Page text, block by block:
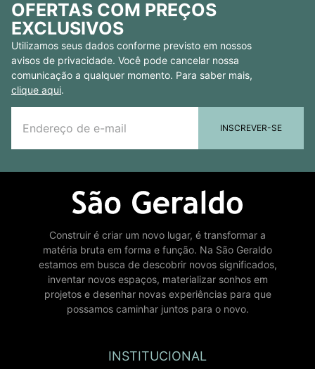
OFERTAS COM PREÇOS
EXCLUSIVOS
Utilizamos seus dados conforme previsto em nossos
avisos de privacidade. Você pode cancelar nossa
comunicação a qualquer momento. Para saber mais,
clique aqui.
INSCREVER-SE
Construir é criar um novo lugar, é transformar a
matéria bruta em forma e função. Na São Geraldo
estamos em busca de descobrir novos significados,
inventar novos espaços, materializar sonhos em
projetos e desenhar novas experiências para que
possamos caminhar juntos para o novo.
INSTITUCIONAL